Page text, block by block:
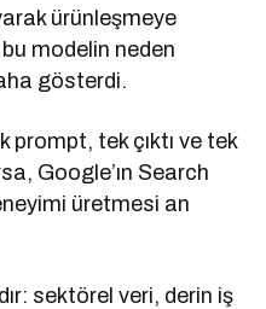
ürünleşmeye
modelin neden
gösterdi.
prompt, tek çıktı ve tek
Google’ın Search
üretmesi an
sektörel veri, derin iş